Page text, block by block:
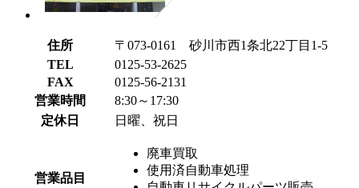
住所
〒073-0161 砂川市西1条北22丁目1-5
TEL
0125-53-2625
FAX
0125-56-2131
営業時間
8:30～17:30
定休日
日曜、祝日
営業品目
廃車買取
使用済自動車処理